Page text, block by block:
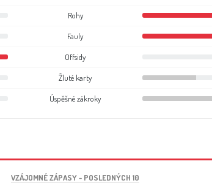
Rohy
Fauly
Offsidy
Žluté karty
Úspěšné zákroky
VZÁJOMNÉ ZÁPASY - POSLEDNÝCH 10